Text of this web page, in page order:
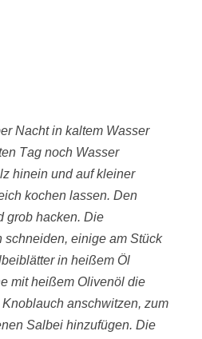
Nacht in kaltem Wasser
Tag noch Wasser
hinein und auf kleiner
kochen lassen. Den
grob hacken. Die
schneiden, einige am Stück
in heißem Öl
mit heißem Olivenöl die
anschwitzen, zum
Salbei hinzufügen. Die